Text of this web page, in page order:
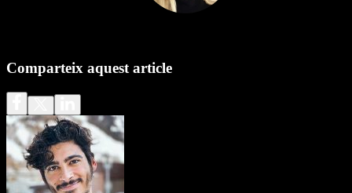
Comparteix aquest article